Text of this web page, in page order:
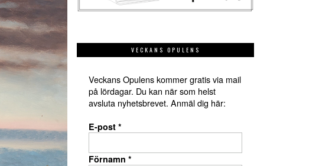
VECKANS OPULENS
Veckans Opulens kommer gratis via mail
på lördagar. Du kan när som helst
avsluta nyhetsbrevet. Anmäl dig här:
E-post *
Förnamn *